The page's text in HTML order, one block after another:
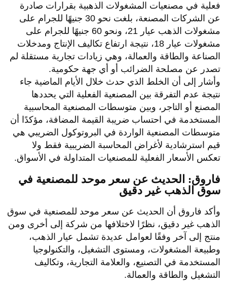
فعلية في مصنعيات المشغولات الذهبية بقرارات صادرة
عن الشركات المصنعة، بلغت نحو 30 جنيهًا للجرام على
مشغولات الذهب عيار 21، ونحو 60 جنيهًا للجرام على
مشغولات عيار 18، نتيجة ارتفاع تكاليف الإنتاج ومدخلات
الصناعة والطاقة والعمالة، وهي زيادات تجارية مستقلة لم
تصدر عن مصلحة الضرائب أو أي جهة حكومية.
وأشار إلى أن الخلط الذي حدث خلال الأيام الماضية جاء
نتيجة عدم التفرقة بين المصنعية الفعلية التي يحددها
المصنع أو التاجر، وبين متوسطات المصنعية المحاسبية
المستخدمة في احتساب ضريبة القيمة المضافة، مؤكدًا أن
متوسطات المصنعية الواردة في البروتوكول الضريبي هي
قيم استرشادية لأغراض المحاسبة الضريبية فقط ولا
تعكس الأسعار الفعلية للمصنعيات المتداولة في الأسواق.
فاروق: الحديث عن سعر موحد للمصنعية في
سوق الذهب غير دقيق
وأكد فاروق أن الحديث عن سعر موحد للمصنعية في سوق
الذهب غير دقيق، نظرًا لاختلافها من شركة إلى أخرى ومن
منتج إلى آخر وفقًا لعوامل عديدة تشمل عيار الذهب،
وطبيعة المشغولات، ومستوى التشغيل، والتكنولوجيا
المستخدمة في التصنيع، والعلامة التجارية، وتكاليف
التشغيل والطاقة والعمالة.